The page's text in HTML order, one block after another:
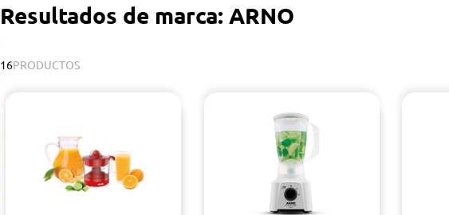
Resultados de marca: ARNO
16PRODUCTOS